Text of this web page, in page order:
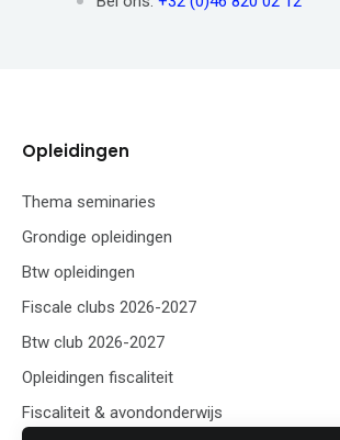
Opleidingen
Thema seminaries
Grondige opleidingen
Btw opleidingen
Fiscale clubs 2026-2027
Btw club 2026-2027
Opleidingen fiscaliteit
Fiscaliteit & avondonderwijs